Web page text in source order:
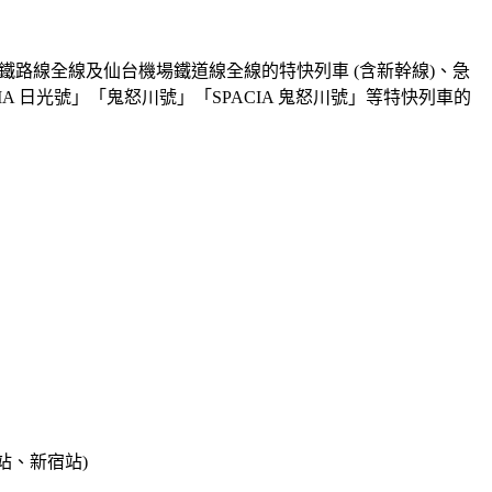
路線全線及仙台機場鐵道線全線的特快列車 (含新幹線)、急
日光號」「鬼怒川號」「SPACIA 鬼怒川號」等特快列車的
、新宿站)